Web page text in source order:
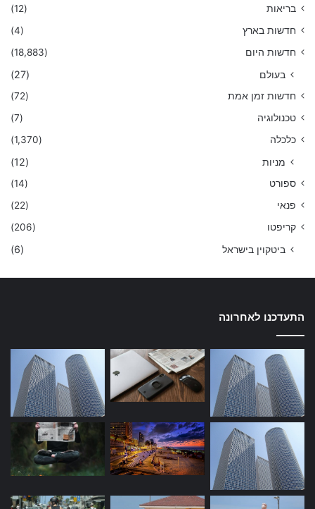
בריאות
(12)
חדשות בארץ
(4)
חדשות היום
(18,883)
בעולם (27)
חדשות זמן אמת
(72)
טכנולוגיה
(7)
כלכלה
(1,370)
מניות (12)
ספורט
(14)
פנאי
(22)
קריפטו
(206)
ביטקוין בישראל (6)
התעדכנו לאחרונה